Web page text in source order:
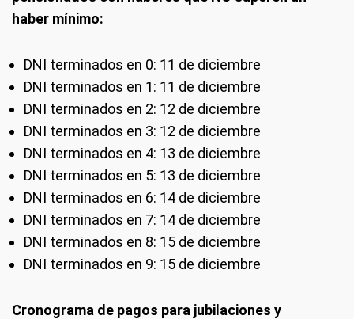
haber mínimo:
DNI terminados en 0: 11 de diciembre
DNI terminados en 1: 11 de diciembre
DNI terminados en 2: 12 de diciembre
DNI terminados en 3: 12 de diciembre
DNI terminados en 4: 13 de diciembre
DNI terminados en 5: 13 de diciembre
DNI terminados en 6: 14 de diciembre
DNI terminados en 7: 14 de diciembre
DNI terminados en 8: 15 de diciembre
DNI terminados en 9: 15 de diciembre
Cronograma de pagos para jubilaciones y